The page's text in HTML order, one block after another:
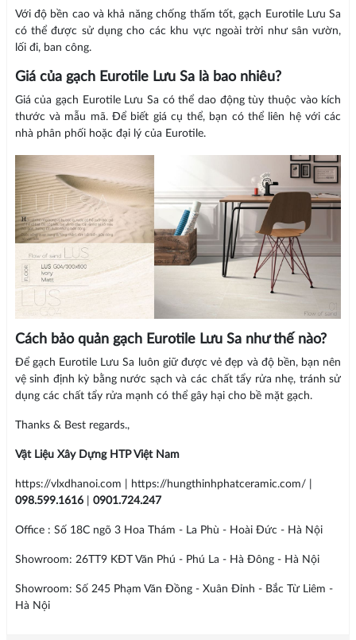
Với độ bền cao và khả năng chống thấm tốt, gạch Eurotile Lưu Sa
có thể được sử dụng cho các khu vực ngoài trời như sân vườn,
lối đi, ban công.
Giá của gạch Eurotile Lưu Sa là bao nhiêu?
Giá của gạch Eurotile Lưu Sa có thể dao động tùy thuộc vào kích
thước và mẫu mã. Để biết giá cụ thể, bạn có thể liên hệ với các
nhà phân phối hoặc đại lý của Eurotile.
Cách bảo quản gạch Eurotile Lưu Sa như thế nào?
Để gạch Eurotile Lưu Sa luôn giữ được vẻ đẹp và độ bền, bạn nên
vệ sinh định kỳ bằng nước sạch và các chất tẩy rửa nhẹ, tránh sử
dụng các chất tẩy rửa mạnh có thể gây hại cho bề mặt gạch.
Thanks & Best regards.,
Vật Liệu Xây Dựng HTP Việt Nam
https://vlxdhanoi.com | https://hungthinhphatceramic.com/ |
098.599.1616| 0901.724.247
Office : Số 18C ngõ 3 Hoa Thám - La Phù - Hoài Đức - Hà Nội
Showroom: 26TT9 KĐT Văn Phú - Phú La - Hà Đông - Hà Nội
Showroom: Số 245 Phạm Văn Đồng - Xuân Đỉnh - Bắc Từ Liêm -
Hà Nội